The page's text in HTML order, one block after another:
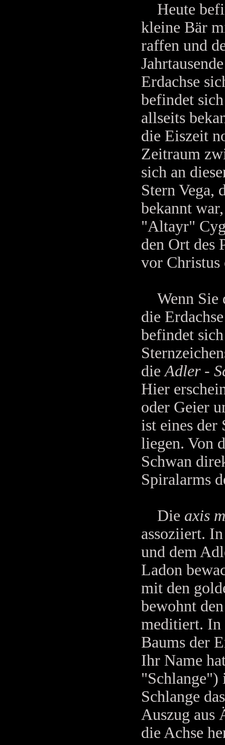
Heute
kleine Bär
raffen und
Erdachse
befindet
allseits
die Eiszeit
Zeitraum
sich an
Stern Vega,
bekannt
"Altayr"
den Ort des
vor Christus
Wenn Sie
die
befindet
dieAdler -
Hier
oder Geier
ist eines der
liegen. Von
Schwan
Spiralarms
Die axis
assoziiert.
und dem
Ladon
mit den
bewohnt
meditiert. In
Baums der
Ihr Name
"Schlange")
Schlange
Auszug aus
die Achse